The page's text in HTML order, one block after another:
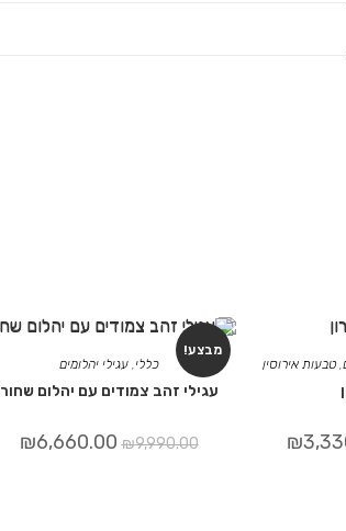
,טבעות אירוסין
₪
מבצע!
כללי,עגילי יהלומים
עגילי זהב צמודים עם יהלום שחור
₪9,990.00
₪6,660.00